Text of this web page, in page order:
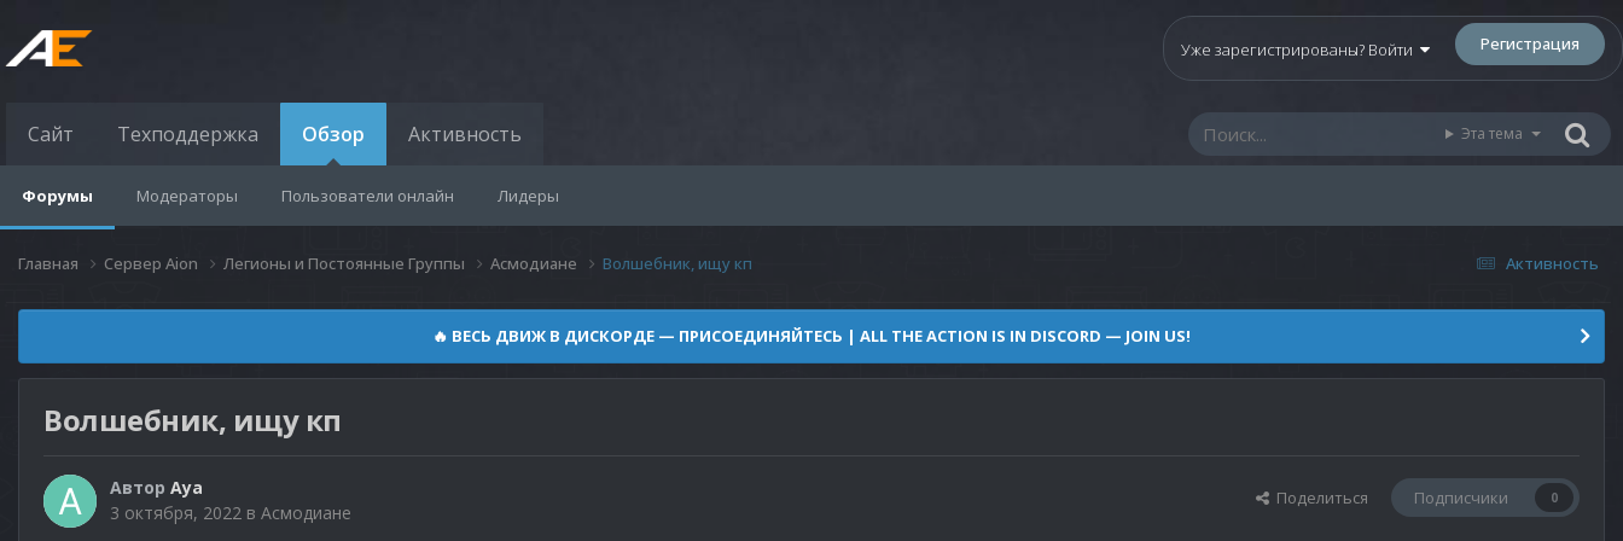
Уже зарегистрированы? Войти Регистрация
Сайт Техподдержка Обзор
Форумы Модераторы Пользователи онлайн Лидеры
Активность Эта тема
Активность
Главная Сервер Aion Легионы и Постоянные Группы Асмодиане Волшебник, ищу кп
🔥 ВЕСЬ ДВИЖ В ДИСКОРДЕ — ПРИСОЕДИНЯЙТЕСЬ | ALL THE ACTION IS IN DISCORD — JOIN US!
Волшебник, ищу кп
Автор Aya
3 октября, 2022 в Асмодиане
Поделиться Подписчики 0